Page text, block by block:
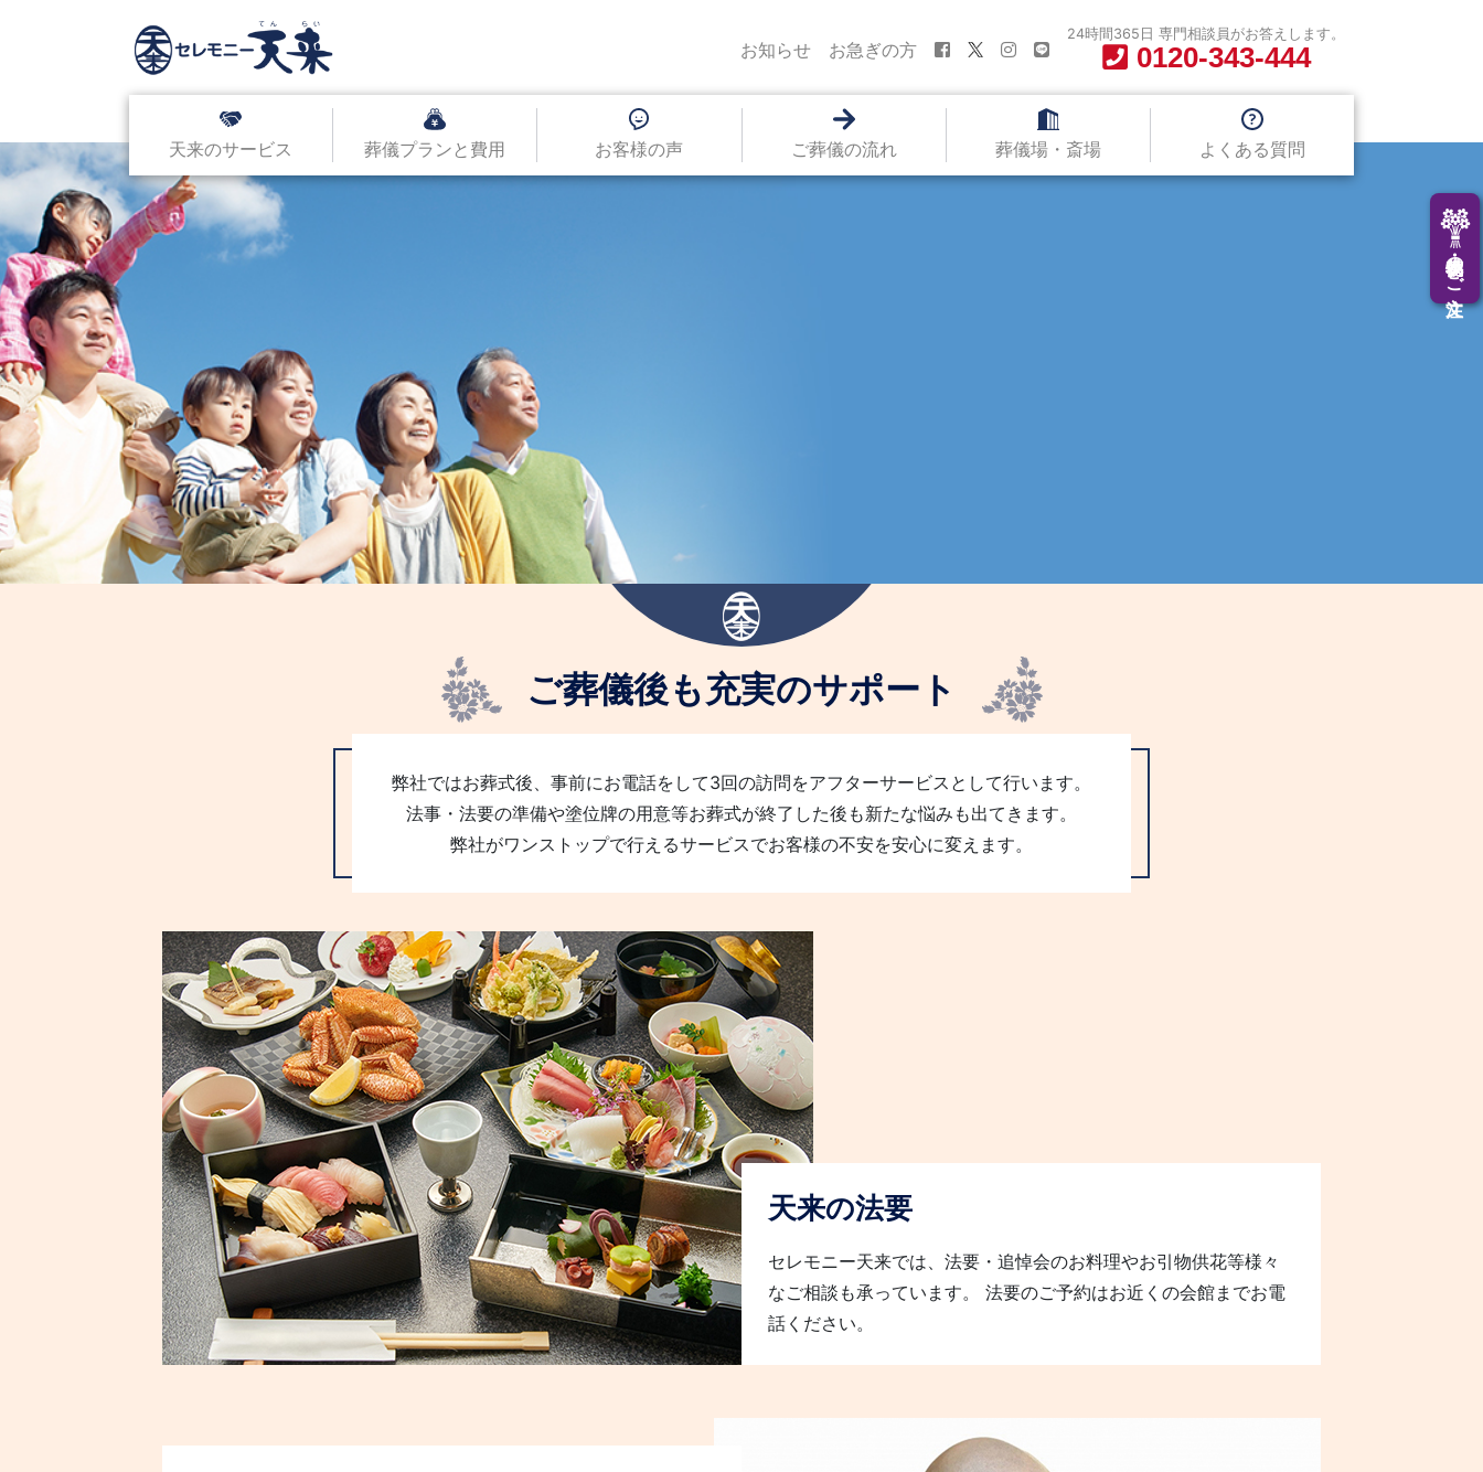
供花・供物のご注文
天来のサービス 葬儀プランと費用 お客様の声 ご葬儀の流れ 葬儀場・斎場 よくある質問
お知らせ お急ぎの方
24時間365日 専門相談員がお答えします。
0120-343-444
ご葬儀後も充実のサポート
弊社ではお葬式後、事前にお電話をして3回の訪問をアフターサービスとして行います。
法事・法要の準備や塗位牌の用意等お葬式が終了した後も新たな悩みも出てきます。
弊社がワンストップで行えるサービスでお客様の不安を安心に変えます。
天来の法要
セレモニー天来では、法要・追悼会のお料理やお引物供花等様々
なご相談も承っています。 法要のご予約はお近くの会館までお電
話ください。